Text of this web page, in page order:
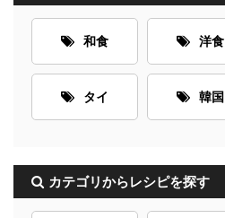
和食 洋食
タイ 韓国
カテゴリからレシピを探す